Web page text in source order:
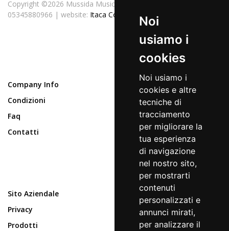
Noi
usiamo i
cookies
Noi usiamo i
cookies e altre
tecniche di
tracciamento
per migliorare la
tua esperienza
di navigazione
nel nostro sito,
per mostrarti
contenuti
personalizzati e
annunci mirati,
per analizzare il
Copyright ©2026 Mussida Music Publishing srl - P.IVA
05345880966 | website: Itaca Consulting
Company Info
Condizioni
Faq
Contatti
Sito Aziendale
Privacy
Prodotti